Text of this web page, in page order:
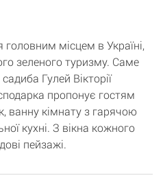
місцем в Україні,
зеленого туризму. Саме
Гулей Вікторії
пропонує гостям
ванну кімнату з гарячою
кухні. З вікна кожного
пейзажі.